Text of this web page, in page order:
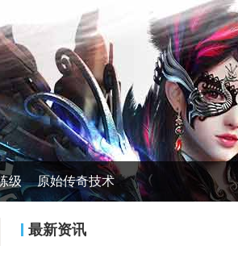
级 原始传奇技术
最新资讯